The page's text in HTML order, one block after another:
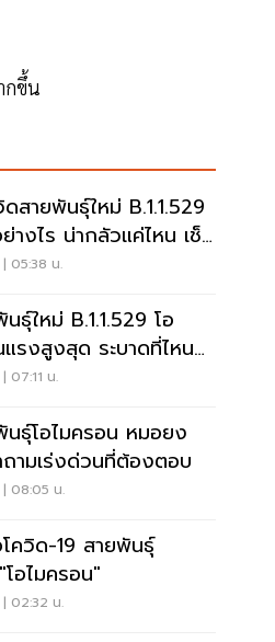
กขึ้น
สายพันธุ์ใหม่ B.1.1.529
างไร น่ากลัวแค่ไหน เช็ก
05:38 น.
ธุ์ใหม่ B.1.1.529 โอ
รงสูงสุด ระบาดที่ไหน
ย
07:11 น.
นธุ์โอไมครอน หมอยง
ถามเร่งด่วนที่ต้องตอบ
08:05 น.
ควิด-19 สายพันธุ์
โอไมครอน"
02:32 น.